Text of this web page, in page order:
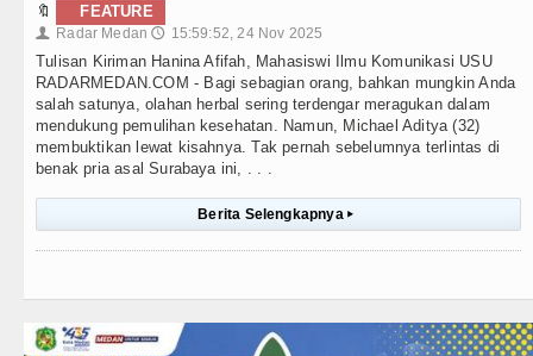
🔖 FEATURE
👤 Radar Medan 🕔 15:59:52, 24 Nov 2025
Tulisan Kiriman Hanina Afifah, Mahasiswi Ilmu Komunikasi USU
RADARMEDAN.COM - Bagi sebagian orang, bahkan mungkin Anda
salah satunya, olahan herbal sering terdengar meragukan dalam
mendukung pemulihan kesehatan. Namun, Michael Aditya (32)
membuktikan lewat kisahnya. Tak pernah sebelumnya terlintas di
benak pria asal Surabaya ini, . . .
Berita Selengkapnya ▸